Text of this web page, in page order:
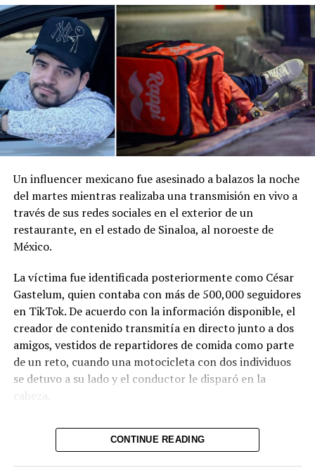
Comparte esto:
Facebook
Me gusta esto:
Un influencer mexicano fue asesinado a balazos la noche
del martes mientras realizaba una transmisión en vivo a
través de sus redes sociales en el exterior de un
restaurante, en el estado de Sinaloa, al noroeste de
México.
La víctima fue identificada posteriormente como César
Gastelum, quien contaba con más de 500,000 seguidores
en TikTok. De acuerdo con la información disponible, el
creador de contenido transmitía en directo junto a dos
amigos, vestidos de repartidores de comida como parte
de un reto, cuando una motocicleta con dos individuos
se detuvo a su lado y el conductor le disparó en la
cabeza.
Tras el ataque, la transmisión se interrumpió de
inmediato. Posteriormente, el video fue retirado de la
CONTINUE READING